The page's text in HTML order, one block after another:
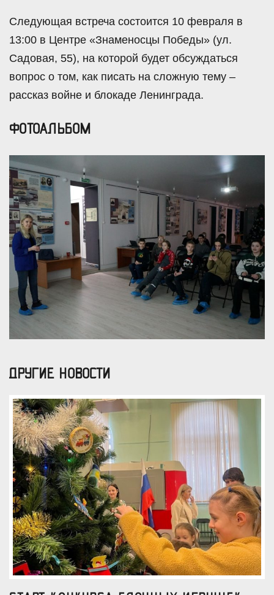
Следующая встреча состоится 10 февраля в
13:00 в Центре «Знаменосцы Победы» (ул.
Садовая, 55), на которой будет обсуждаться
вопрос о том, как писать на сложную тему –
рассказ войне и блокаде Ленинграда.
ФОТОАЛЬБОМ
ДРУГИЕ НОВОСТИ